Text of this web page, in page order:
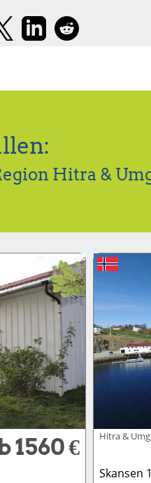
Hitra &
1560 € Hitra &
Skansen 1